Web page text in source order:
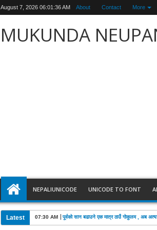
August 7, 2026 06:01:37 AM About Contact More
MUKUNDA
NEPALIUNICODE UNICODE TO FONT
Latest 07:30 AM पूर्वको सान बढाउने एक मात्र ठाउँ गोकुलम , अब